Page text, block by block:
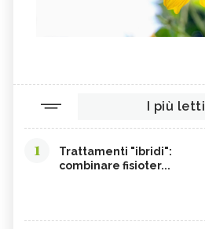
I più letti
1
Trattamenti "ibridi":
combinare fisioter...